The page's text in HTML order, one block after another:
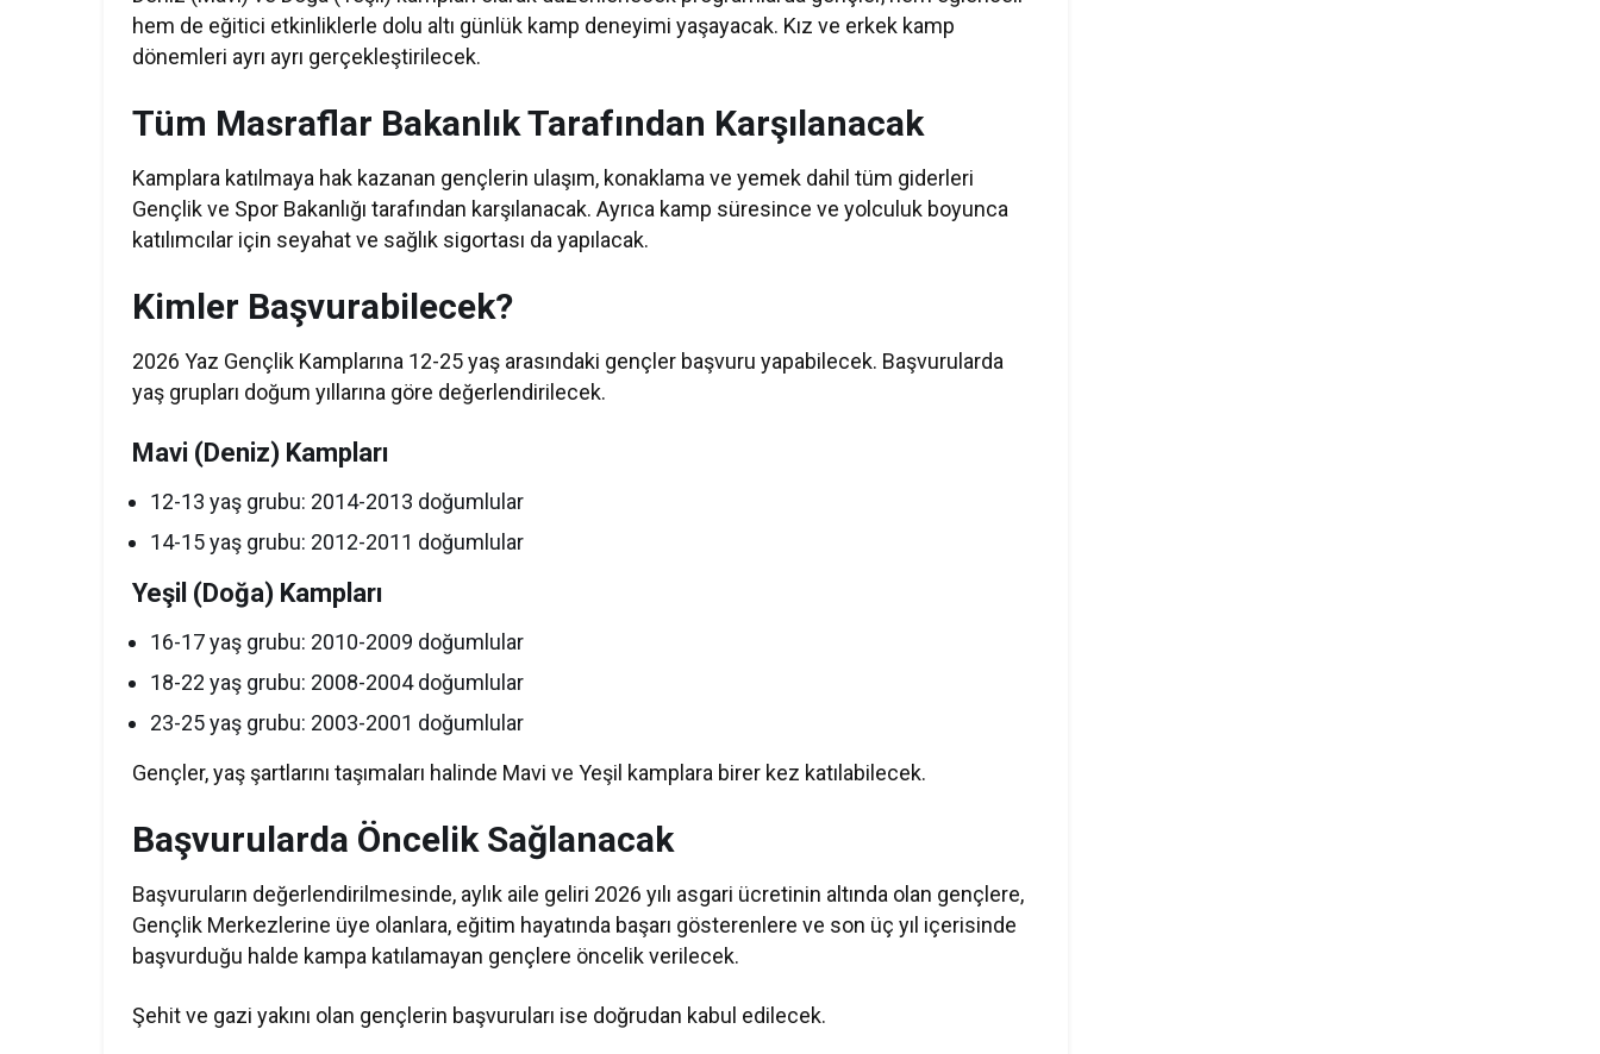
hem de eğitici etkinliklerle dolu altı günlük kamp deneyimi yaşayacak. Kız ve erkek kamp
dönemleri ayrı ayrı gerçekleştirilecek.
Tüm Masraflar Bakanlık Tarafından Karşılanacak
Kamplara katılmaya hak kazanan gençlerin ulaşım, konaklama ve yemek dahil tüm giderleri
Gençlik ve Spor Bakanlığı tarafından karşılanacak. Ayrıca kamp süresince ve yolculuk boyunca
katılımcılar için seyahat ve sağlık sigortası da yapılacak.
Kimler Başvurabilecek?
2026 Yaz Gençlik Kamplarına 12-25 yaş arasındaki gençler başvuru yapabilecek. Başvurularda
yaş grupları doğum yıllarına göre değerlendirilecek.
Mavi (Deniz) Kampları
12-13 yaş grubu: 2014-2013 doğumlular
14-15 yaş grubu: 2012-2011 doğumlular
Yeşil (Doğa) Kampları
16-17 yaş grubu: 2010-2009 doğumlular
18-22 yaş grubu: 2008-2004 doğumlular
23-25 yaş grubu: 2003-2001 doğumlular
Gençler, yaş şartlarını taşımaları halinde Mavi ve Yeşil kamplara birer kez katılabilecek.
Başvurularda Öncelik Sağlanacak
Başvuruların değerlendirilmesinde, aylık aile geliri 2026 yılı asgari ücretinin altında olan gençlere,
Gençlik Merkezlerine üye olanlara, eğitim hayatında başarı gösterenlere ve son üç yıl içerisinde
başvurduğu halde kampa katılamayan gençlere öncelik verilecek.
Şehit ve gazi yakını olan gençlerin başvuruları ise doğrudan kabul edilecek.